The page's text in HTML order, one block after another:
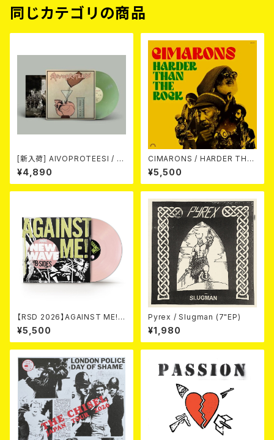
同じカテゴリの商品
[新入荷] AIVOPROTEESI / U
MPIKUJA (LP / LTD.100 DIE
-HARD COKE BOTTLE GRE
EN VINYL) (ITA / F.O.A.D.)
¥4,890
CIMARONS / HARDER THA
¥5,500
【RSD 2026】AGAINST ME! /
NEW WAVE B-SIDES [RSD V
INYL EP][Coloured Vinyl](1
2")
¥5,500
Pyrex / Slugman (7"EP)
¥1,980